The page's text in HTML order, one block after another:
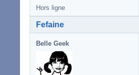
Hors ligne
Fefaine
Belle Geek